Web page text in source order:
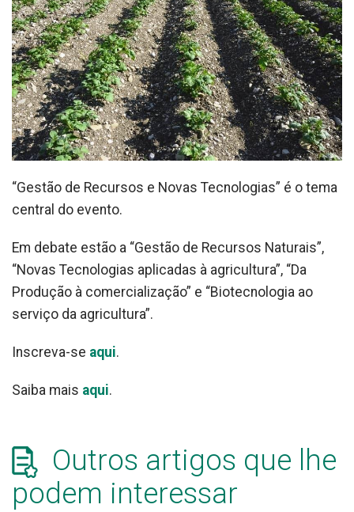
“Gestão de Recursos e Novas Tecnologias” é o tema
central do evento.
Em debate estão a “Gestão de Recursos Naturais”,
“Novas Tecnologias aplicadas à agricultura”, “Da
Produção à comercialização” e “Biotecnologia ao
serviço da agricultura”.
Inscreva-se aqui.
Saiba mais aqui.
Outros artigos que lhe
podem interessar